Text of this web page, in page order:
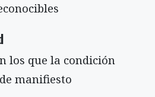
los que la condición
manifiesto